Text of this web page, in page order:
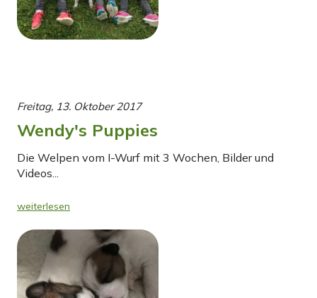
Freitag, 13. Oktober 2017
Wendy's Puppies
Die Welpen vom I-Wurf mit 3 Wochen, Bilder und
Videos...
weiterlesen